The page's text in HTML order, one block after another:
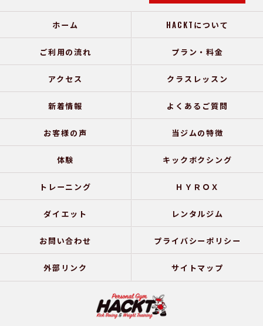
ホーム HACKTについて
ご利用の流れ プラン・料金
アクセス クラスレッスン
新着情報 よくあるご質問
お客様の声 当ジムの特徴
体験 キックボクシング
トレーニング ＨＹＲＯＸ
ダイエット レンタルジム
お問い合わせ プライバシーポリシー
外部リンク サイトマップ